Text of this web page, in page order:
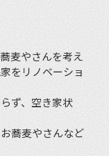
麦やさんを考え
をリノベーショ
ず、空き家状
蕎麦やさんなど